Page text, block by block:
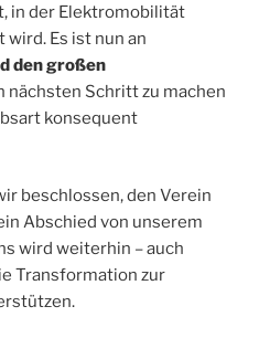
in der Elektromobilität
Es ist nun an
den großen
nächsten Schritt zu machen
konsequent
beschlossen, den Verein
Abschied von unserem
wird weiterhin – auch
Transformation zur